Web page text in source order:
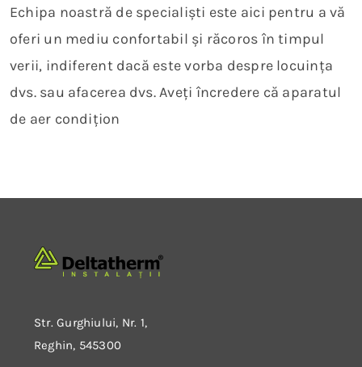
Echipa noastră de specialiști este aici pentru a vă
oferi un mediu confortabil și răcoros în timpul
verii, indiferent dacă este vorba despre locuința
dvs. sau afacerea dvs. Aveți încredere că aparatul
de aer condițion
Str. Gurghiului, Nr. 1,
Reghin, 545300